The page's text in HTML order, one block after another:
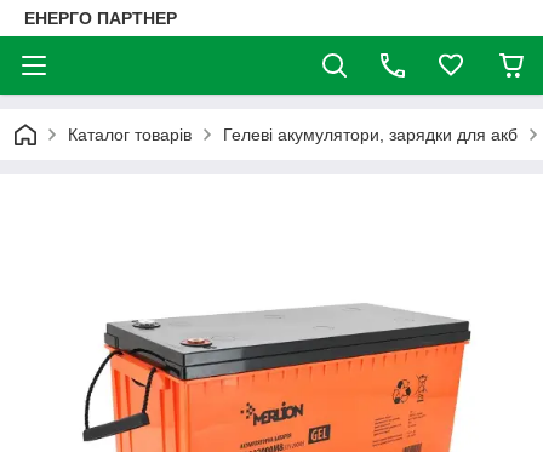
ЕНЕРГО ПАРТНЕР
Каталог товарів Гелеві акумулятори, зарядки для акб